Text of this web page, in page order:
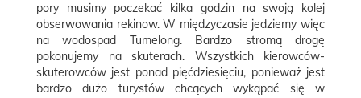
pory musimy poczekać kilka godzin na swoją kolej
obserwowania rekinow. W międzyczasie jedziemy więc
na wodospad Tumelong. Bardzo stromą drogę
pokonujemy na skuterach. Wszystkich kierowców-
skuterowców jest ponad pięćdziesięciu, ponieważ jest
bardzo dużo turystów chcących wykąpać się w